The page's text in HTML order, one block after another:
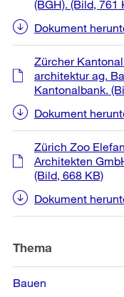
(BGH). (Bild, 761
Dokument
Zürcher
architektur ag.
Kantonalbank.
Dokument
Zürich Zoo
Architekten
(Bild, 668 KB)
Dokument
Thema
Bauen